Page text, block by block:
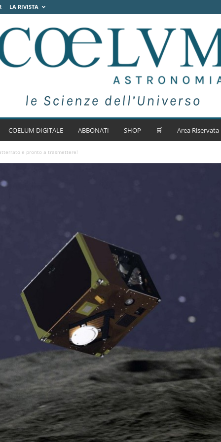
LA RIVISTA
COELUM DIGITALE ABBONATI SHOP 🛒 Area Riservata
e pronto a trasmettere!